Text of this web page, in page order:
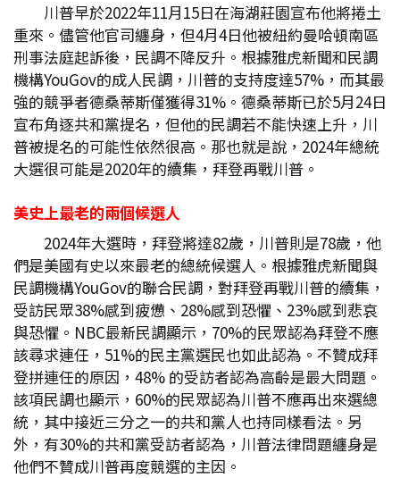
川普早於2022年11月15日在海湖莊園宣布他將捲土
重來。儘管他官司纏身，但4月4日他被紐約曼哈頓南區
刑事法庭起訴後，民調不降反升。根據雅虎新聞和民調
機構YouGov的成人民調，川普的支持度達57%，而其最
強的競爭者德桑蒂斯僅獲得31%。德桑蒂斯已於5月24日
宣布角逐共和黨提名，但他的民調若不能快速上升，川
普被提名的可能性依然很高。那也就是說，2024年總統
大選很可能是2020年的續集，拜登再戰川普。
美史上最老的兩個候選人
2024年大選時，拜登將達82歲，川普則是78歲，他
們是美國有史以來最老的總統候選人。根據雅虎新聞與
民調機構YouGov的聯合民調，對拜登再戰川普的續集，
受訪民眾38%感到疲憊、28%感到恐懼、23%感到悲哀
與恐懼。NBC最新民調顯示，70%的民眾認為拜登不應
該尋求連任，51%的民主黨選民也如此認為。不贊成拜
登拼連任的原因，48% 的受訪者認為高齡是最大問題。
該項民調也顯示，60%的民眾認為川普不應再出來選總
統，其中接近三分之一的共和黨人也持同樣看法。另
外，有30%的共和黨受訪者認為，川普法律問題纏身是
他們不贊成川普再度競選的主因。